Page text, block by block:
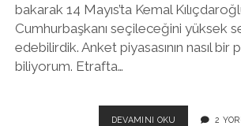
bakarak 14 Mayıs’ta Kemal
Cumhurbaşkanı seçileceğini yüksek
edebilirdik. Anket piyasasının nasıl bir
biliyorum. Etrafta…
DEVAMINI OKU SONUÇ
2